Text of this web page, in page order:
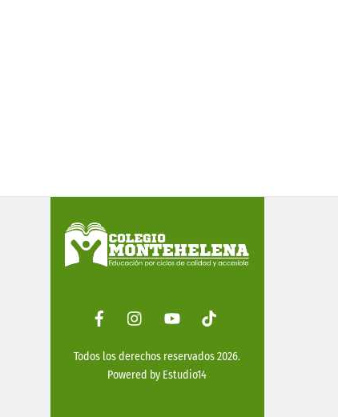
FacebookInstagramYoutube Tiktok
Todos los derechos reservados 2026.
Powered by Estudio14